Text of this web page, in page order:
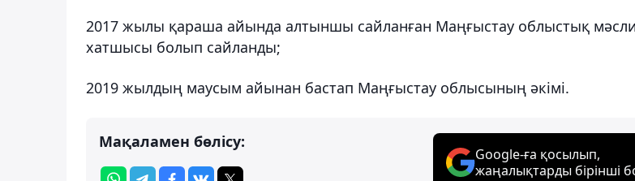
2017 жылы қараша айында алтыншы сайланған Маңғыстау облыстық
хатшысы болып сайланды;
2019 жылдың маусым айынан бастап Маңғыстау облысының әкімі.
Мақаламен бөлісу:
Google-ға қосылып,
жаңалықтарды бірінші